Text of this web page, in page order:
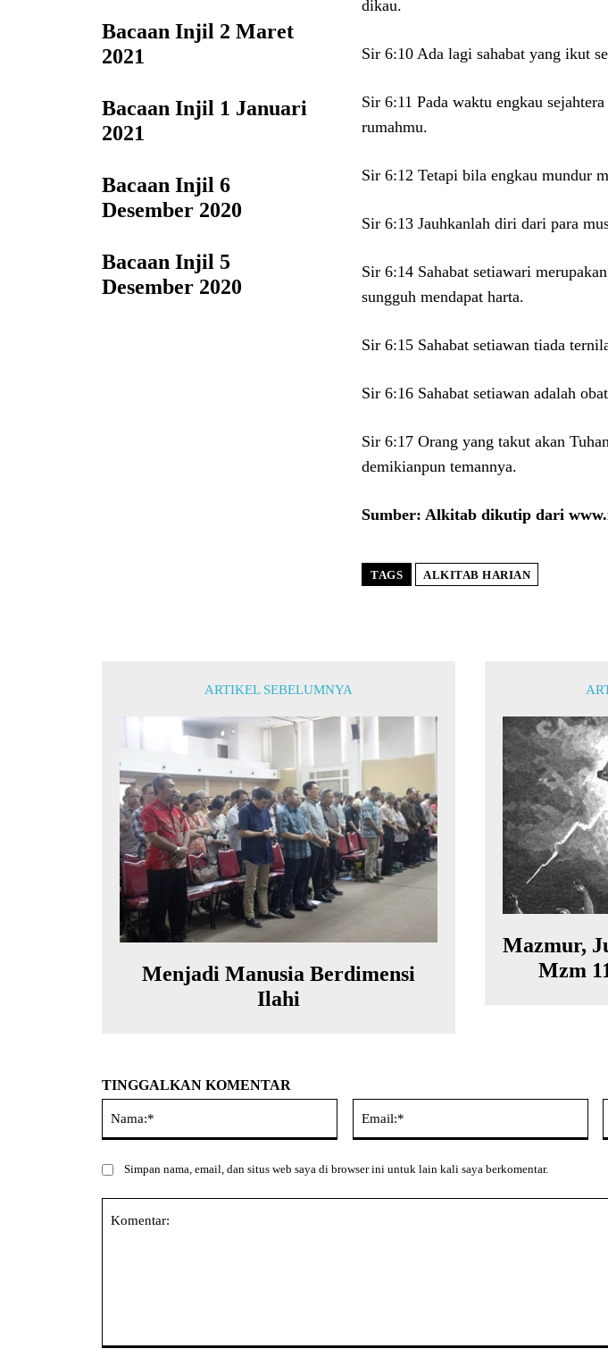
Bacaan Injil 2 Maret
2021
Bacaan Injil 1 Januari
2021
Bacaan Injil 6
Desember 2020
Bacaan Injil 5
Desember 2020
dikau.
Sir 6:10 Ada lagi sahabat yang ikut
Sir 6:11 Pada waktu engkau
rumahmu.
Sir 6:12 Tetapi bila engkau mundur
Sir 6:13 Jauhkanlah diri dari para
Sir 6:14 Sahabat setiawari
sungguh mendapat harta.
Sir 6:15 Sahabat setiawan tiada
Sir 6:16 Sahabat setiawan adalah
Sir 6:17 Orang yang takut akan
demikianpun temannya.
Sumber: Alkitab dikutip dari
TAGS ALKITAB HARIAN
ARTIKEL SEBELUMNYA
Menjadi Manusia Berdimensi
Ilahi
Mazmur,
Mzm
TINGGALKAN KOMENTAR
Simpan nama, email, dan situs web saya di browser ini untuk lain kali saya berkomentar.